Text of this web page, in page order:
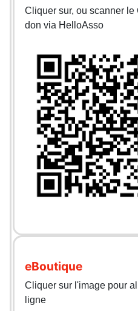
Cliquer sur, ou scanner le
don via HelloAsso
eBoutique
Cliquer sur l'image pour
ligne